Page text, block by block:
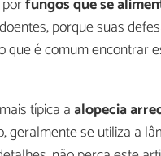
fungos que se
porque suas
que é comum encontrar
típica aalopecia
geralmente se utiliza a